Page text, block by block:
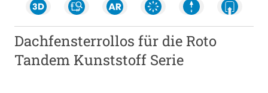
Dachfensterrollos für die Roto
Tandem Kunststoff Serie